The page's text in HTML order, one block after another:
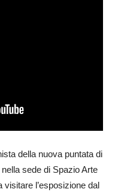
della nuova puntata di
sede di Spazio Arte
l’esposizione dal